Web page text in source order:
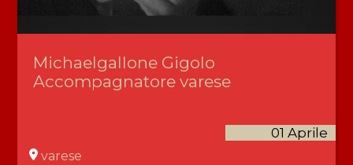
Michaelgallone Gigolo
Accompagnatore varese
01 Aprile
varese